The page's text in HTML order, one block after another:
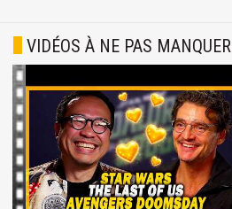
VIDÉOS À NE PAS MANQUER